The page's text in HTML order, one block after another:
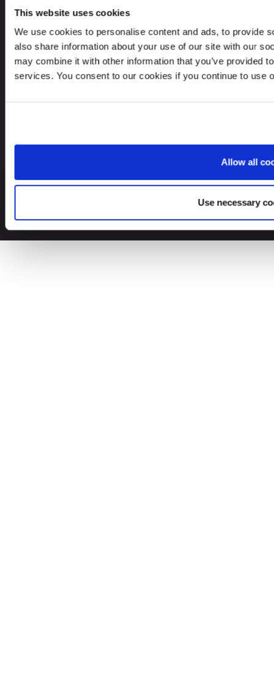
This website uses cookies
We use cookies to personalise content and ads, to provide
also share information about your use of our site with our
may combine it with other information that you’ve provided
services. You consent to our cookies if you continue to use
Allow all
Use necessary
Etsitkö palvelua toisesta maasta?
Finland FI
© 2026 Leinonen Group